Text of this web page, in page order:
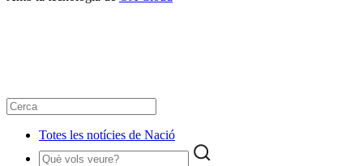
Totes les notícies de Nació